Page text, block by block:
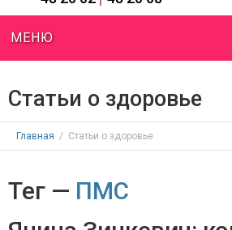
МЕНЮ
Статьи о здоровье
Главная / Статьи о здоровье
Тег — ПМС